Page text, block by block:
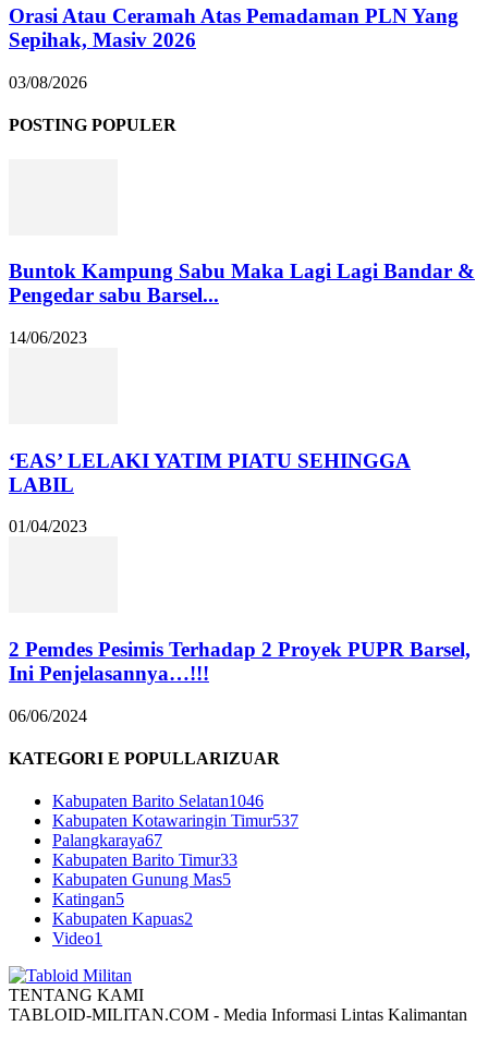
Orasi Atau Ceramah Atas Pemadaman PLN Yang
Sepihak, Masiv 2026
03/08/2026
POSTING POPULER
Buntok Kampung Sabu Maka Lagi Lagi Bandar &
Pengedar sabu Barsel...
14/06/2023
‘EAS’ LELAKI YATIM PIATU SEHINGGA
LABIL
01/04/2023
2 Pemdes Pesimis Terhadap 2 Proyek PUPR Barsel,
Ini Penjelasannya…!!!
06/06/2024
KATEGORI E POPULLARIZUAR
Kabupaten Barito Selatan1046
Kabupaten Kotawaringin Timur537
Palangkaraya67
Kabupaten Barito Timur33
Kabupaten Gunung Mas5
Katingan5
Kabupaten Kapuas2
Video1
TENTANG KAMI
TABLOID-MILITAN.COM - Media Informasi Lintas Kalimantan